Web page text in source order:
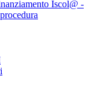
Iscol@ -